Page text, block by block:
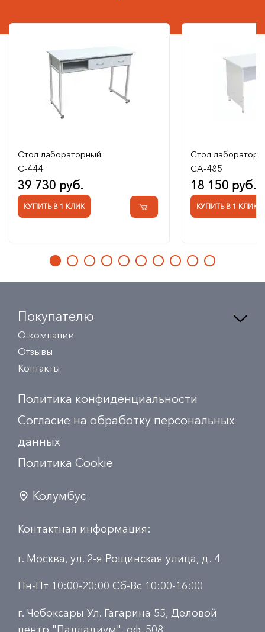
Стол лабораторный
С-444
39 730 руб.
КУПИТЬ В 1 КЛИК
Стол
СА-485
18 150 руб.
КУПИТЬ В 1 КЛИК
Покупателю
О компании
Отзывы
Контакты
Политика конфиденциальности
Согласие на обработку персональных
данных
Политика Сookie
Колумбус
Контактная информация:
г. Москва, ул. 2-я Рощинская улица, д. 4
Пн-Пт 10:00-20:00 Сб-Вс 10:00-16:00
г. Чебоксары Ул. Гагарина 55, Деловой